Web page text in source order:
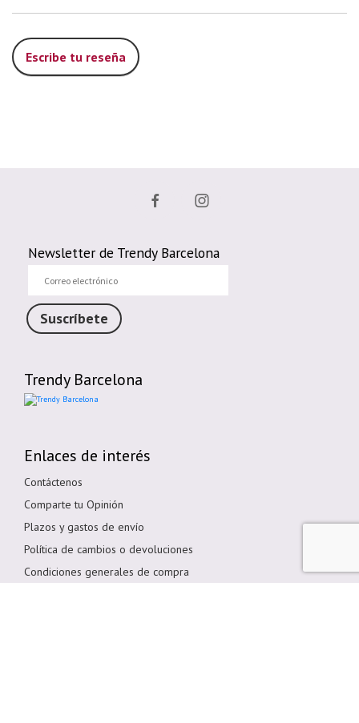
Escribe tu reseña
Newsletter de Trendy Barcelona
electrónico
Suscríbete
Trendy Barcelona
Enlaces de interés
Contáctenos
Comparte tu Opinión
Plazos y gastos de envío
Política de cambios o devoluciones
Condiciones generales de compra